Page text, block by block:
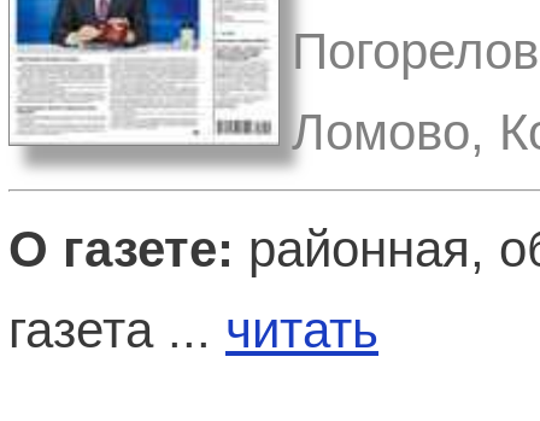
Ломово,
О газете: районная,
газета ... читать